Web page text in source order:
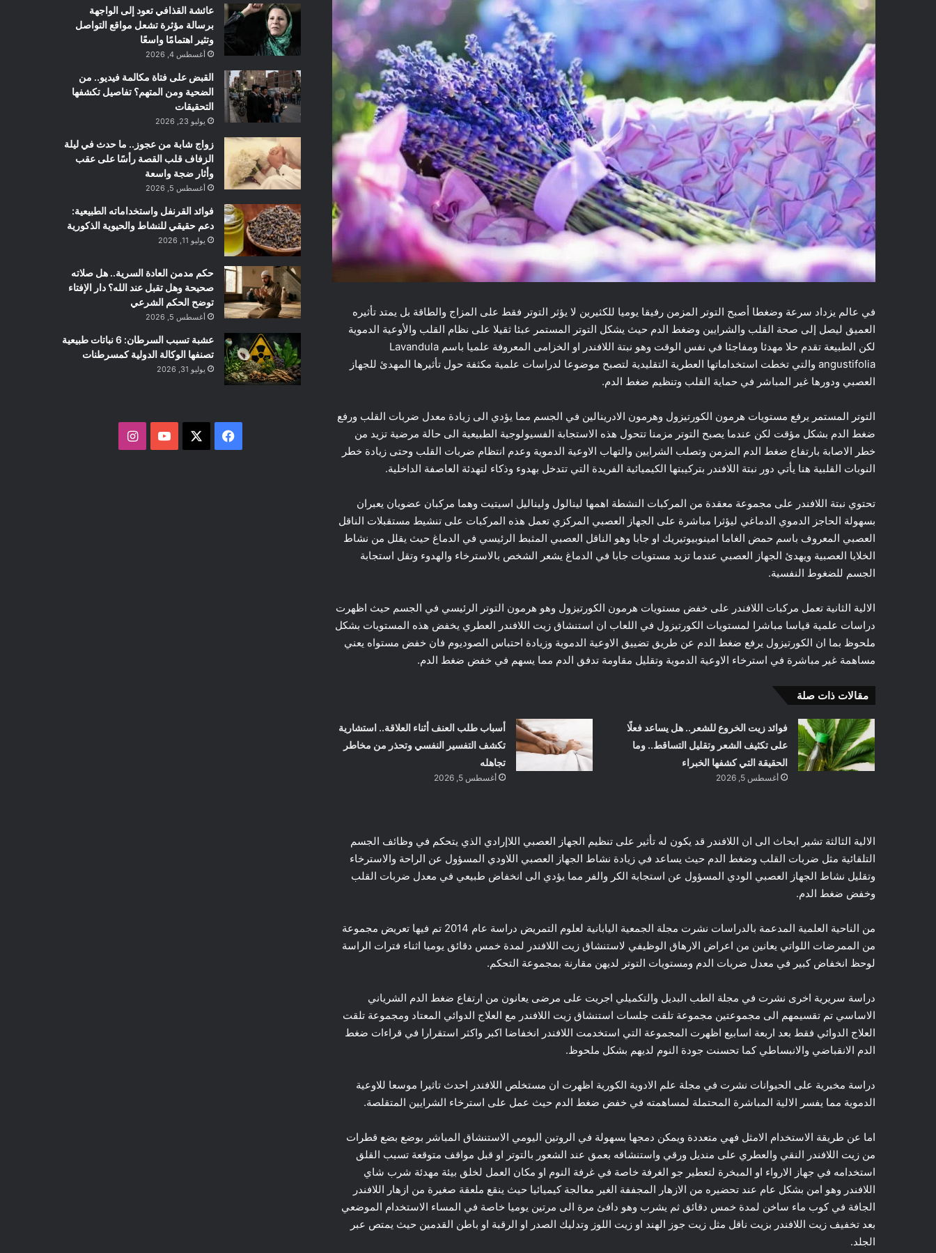
في عالم يزداد سرعة وضغطا أصبح التوتر المزمن رفيقا يوميا للكثيرين لا يؤثر التوتر فقط على المزاج والطاقة بل يمتد تأثيره
العميق ليصل إلى صحة القلب والشرايين وضغط الدم حيث يشكل التوتر المستمر عبئا ثقيلا على نظام القلب والأوعية الدموية
لكن الطبيعة تقدم حلا مهدئا ومفاجئا في نفس الوقت وهو نبتة اللافندر او الخزامى المعروفة علميا باسم Lavandula
angustifolia والتي تخطت استخداماتها العطرية التقليدية لتصبح موضوعا لدراسات علمية مكثفة حول تأثيرها المهدئ للجهاز
العصبي ودورها غير المباشر في حماية القلب وتنظيم ضغط الدم.
التوتر المستمر يرفع مستويات هرمون الكورتيزول وهرمون الادرينالين في الجسم مما يؤدي الى زيادة معدل ضربات القلب ورفع
ضغط الدم بشكل مؤقت لكن عندما يصبح التوتر مزمنا تتحول هذه الاستجابة الفسيولوجية الطبيعية الى حالة مرضية تزيد من
خطر الاصابة بارتفاع ضغط الدم المزمن وتصلب الشرايين والتهاب الاوعية الدموية وعدم انتظام ضربات القلب وحتى زيادة خطر
النوبات القلبية هنا يأتي دور نبتة اللافندر بتركيبتها الكيميائية الفريدة التي تتدخل بهدوء وذكاء لتهدئة العاصفة الداخلية.
تحتوي نبتة اللافندر على مجموعة معقدة من المركبات النشطة اهمها لينالول وليناليل اسيتيت وهما مركبان عضويان يعبران
بسهولة الحاجز الدموي الدماغي ليؤثرا مباشرة على الجهاز العصبي المركزي تعمل هذه المركبات على تنشيط مستقبلات الناقل
العصبي المعروف باسم حمض الغاما امينوبيوتيريك او جابا وهو الناقل العصبي المثبط الرئيسي في الدماغ حيث يقلل من نشاط
الخلايا العصبية ويهدئ الجهاز العصبي عندما تزيد مستويات جابا في الدماغ يشعر الشخص بالاسترخاء والهدوء وتقل استجابة
الجسم للضغوط النفسية.
الالية الثانية تعمل مركبات اللافندر على خفض مستويات هرمون الكورتيزول وهو هرمون التوتر الرئيسي في الجسم حيث اظهرت
دراسات علمية قياسا مباشرا لمستويات الكورتيزول في اللعاب ان استنشاق زيت اللافندر العطري يخفض هذه المستويات بشكل
ملحوظ بما ان الكورتيزول يرفع ضغط الدم عن طريق تضييق الاوعية الدموية وزيادة احتباس الصوديوم فان خفض مستواه يعني
مساهمة غير مباشرة في استرخاء الاوعية الدموية وتقليل مقاومة تدفق الدم مما يسهم في خفض ضغط الدم.
مقالات ذات صلة
فوائد زيت الخروع للشعر.. هل يساعد فعلًا
على تكثيف الشعر وتقليل التساقط.. وما
الحقيقة التي كشفها الخبراء
أغسطس 5, 2026
أسباب طلب العنف أثناء العلاقة.. استشارية
تكشف التفسير النفسي وتحذر من مخاطر
تجاهله
أغسطس 5, 2026
الالية الثالثة تشير ابحاث الى ان اللافندر قد يكون له تأثير على تنظيم الجهاز العصبي اللاإرادي الذي يتحكم في وظائف الجسم
التلقائية مثل ضربات القلب وضغط الدم حيث يساعد في زيادة نشاط الجهاز العصبي اللاودي المسؤول عن الراحة والاسترخاء
وتقليل نشاط الجهاز العصبي الودي المسؤول عن استجابة الكر والفر مما يؤدي الى انخفاض طبيعي في معدل ضربات القلب
وخفض ضغط الدم.
من الناحية العلمية المدعمة بالدراسات نشرت مجلة الجمعية اليابانية لعلوم التمريض دراسة عام 2014 تم فيها تعريض مجموعة
من الممرضات اللواتي يعانين من اعراض الارهاق الوظيفي لاستنشاق زيت اللافندر لمدة خمس دقائق يوميا اثناء فترات الراسة
لوحظ انخفاض كبير في معدل ضربات الدم ومستويات التوتر لديهن مقارنة بمجموعة التحكم.
دراسة سريرية اخرى نشرت في مجلة الطب البديل والتكميلي اجريت على مرضى يعانون من ارتفاع ضغط الدم الشرياني
الاساسي تم تقسيمهم الى مجموعتين مجموعة تلقت جلسات استنشاق زيت اللافندر مع العلاج الدوائي المعتاد ومجموعة تلقت
العلاج الدوائي فقط بعد اربعة اسابيع اظهرت المجموعة التي استخدمت اللافندر انخفاضا اكبر واكثر استقرارا في قراءات ضغط
الدم الانقباضي والانبساطي كما تحسنت جودة النوم لديهم بشكل ملحوظ.
دراسة مخبرية على الحيوانات نشرت في مجلة علم الادوية الكورية اظهرت ان مستخلص اللافندر احدث تاثيرا موسعا للاوعية
الدموية مما يفسر الالية المباشرة المحتملة لمساهمته في خفض ضغط الدم حيث عمل على استرخاء الشرايين المتقلصة.
اما عن طريقة الاستخدام الامثل فهي متعددة ويمكن دمجها بسهولة في الروتين اليومي الاستنشاق المباشر بوضع بضع قطرات
من زيت اللافندر النقي والعطري على منديل ورقي واستنشاقه بعمق عند الشعور بالتوتر او قبل مواقف متوقعة تسبب القلق
استخدامه في جهاز الارواء او المبخرة لتعطير جو الغرفة خاصة في غرفة النوم او مكان العمل لخلق بيئة مهدئة شرب شاي
اللافندر وهو امن بشكل عام عند تحضيره من الازهار المجففة الغير معالجة كيميائيا حيث ينقع ملعقة صغيرة من ازهار اللافندر
الجافة في كوب ماء ساخن لمدة خمس دقائق ثم يشرب وهو دافئ مرة الى مرتين يوميا خاصة في المساء الاستخدام الموضعي
بعد تخفيف زيت اللافندر بزيت ناقل مثل زيت جوز الهند او زيت اللوز وتدليك الصدر او الرقبة او باطن القدمين حيث يمتص عبر
الجلد.
عائشة القذافي تعود إلى الواجهة
برسالة مؤثرة تشعل مواقع التواصل
وتثير اهتمامًا واسعًا
أغسطس 4, 2026
القبض على فتاة مكالمة فيديو.. من
الضحية ومن المتهم؟ تفاصيل تكشفها
التحقيقات
يوليو 23, 2026
زواج شابة من عجوز.. ما حدث في ليلة
الزفاف قلب القصة رأسًا على عقب
وأثار ضجة واسعة
أغسطس 5, 2026
فوائد القرنفل واستخداماته الطبيعية:
دعم حقيقي للنشاط والحيوية الذكورية
يوليو 11, 2026
حكم مدمن العادة السرية.. هل صلاته
صحيحة وهل تقبل عند الله؟ دار الإفتاء
توضح الحكم الشرعي
أغسطس 5, 2026
عشبة تسبب السرطان: 6 نباتات طبيعية
تصنفها الوكالة الدولية كمسرطنات
يوليو 31, 2026
ف